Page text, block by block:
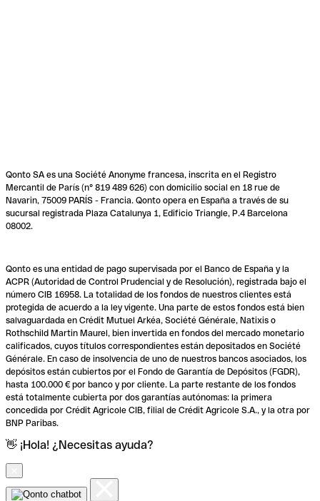
Qonto SA es una Société Anonyme francesa, inscrita en el Registro
Mercantil de París (n° 819 489 626) con domicilio social en 18 rue de
Navarin, 75009 PARÍS - Francia. Qonto opera en España a través de su
sucursal registrada Plaza Catalunya 1, Edificio Triangle, P.4 Barcelona
08002.
Qonto es una entidad de pago supervisada por el Banco de España y la
ACPR (Autoridad de Control Prudencial y de Resolución), registrada bajo el
número CIB 16958. La totalidad de los fondos de nuestros clientes está
protegida de acuerdo a la ley vigente. Una parte de estos fondos está bien
salvaguardada en Crédit Mutuel Arkéa, Société Générale, Natixis o
Rothschild Martin Maurel, bien invertida en fondos del mercado monetario
calificados, cuyos títulos correspondientes están depositados en Société
Générale. En caso de insolvencia de uno de nuestros bancos asociados, los
depósitos están cubiertos por el Fondo de Garantía de Depósitos (FGDR),
hasta 100.000 € por banco y por cliente. La parte restante de los fondos
está totalmente cubierta por dos garantías autónomas: la primera
concedida por Crédit Agricole CIB, filial de Crédit Agricole S.A., y la otra por
BNP Paribas.
👋 ¡Hola! ¿Necesitas ayuda?